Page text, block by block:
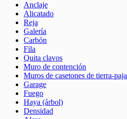
Anclaje
Alicatado
Reja
Galería
Carbón
Fila
Quita clavos
Muro de contención
Muros de casetones de tierra-paja
Garage
Fuego
Haya (árbol)
Densidad